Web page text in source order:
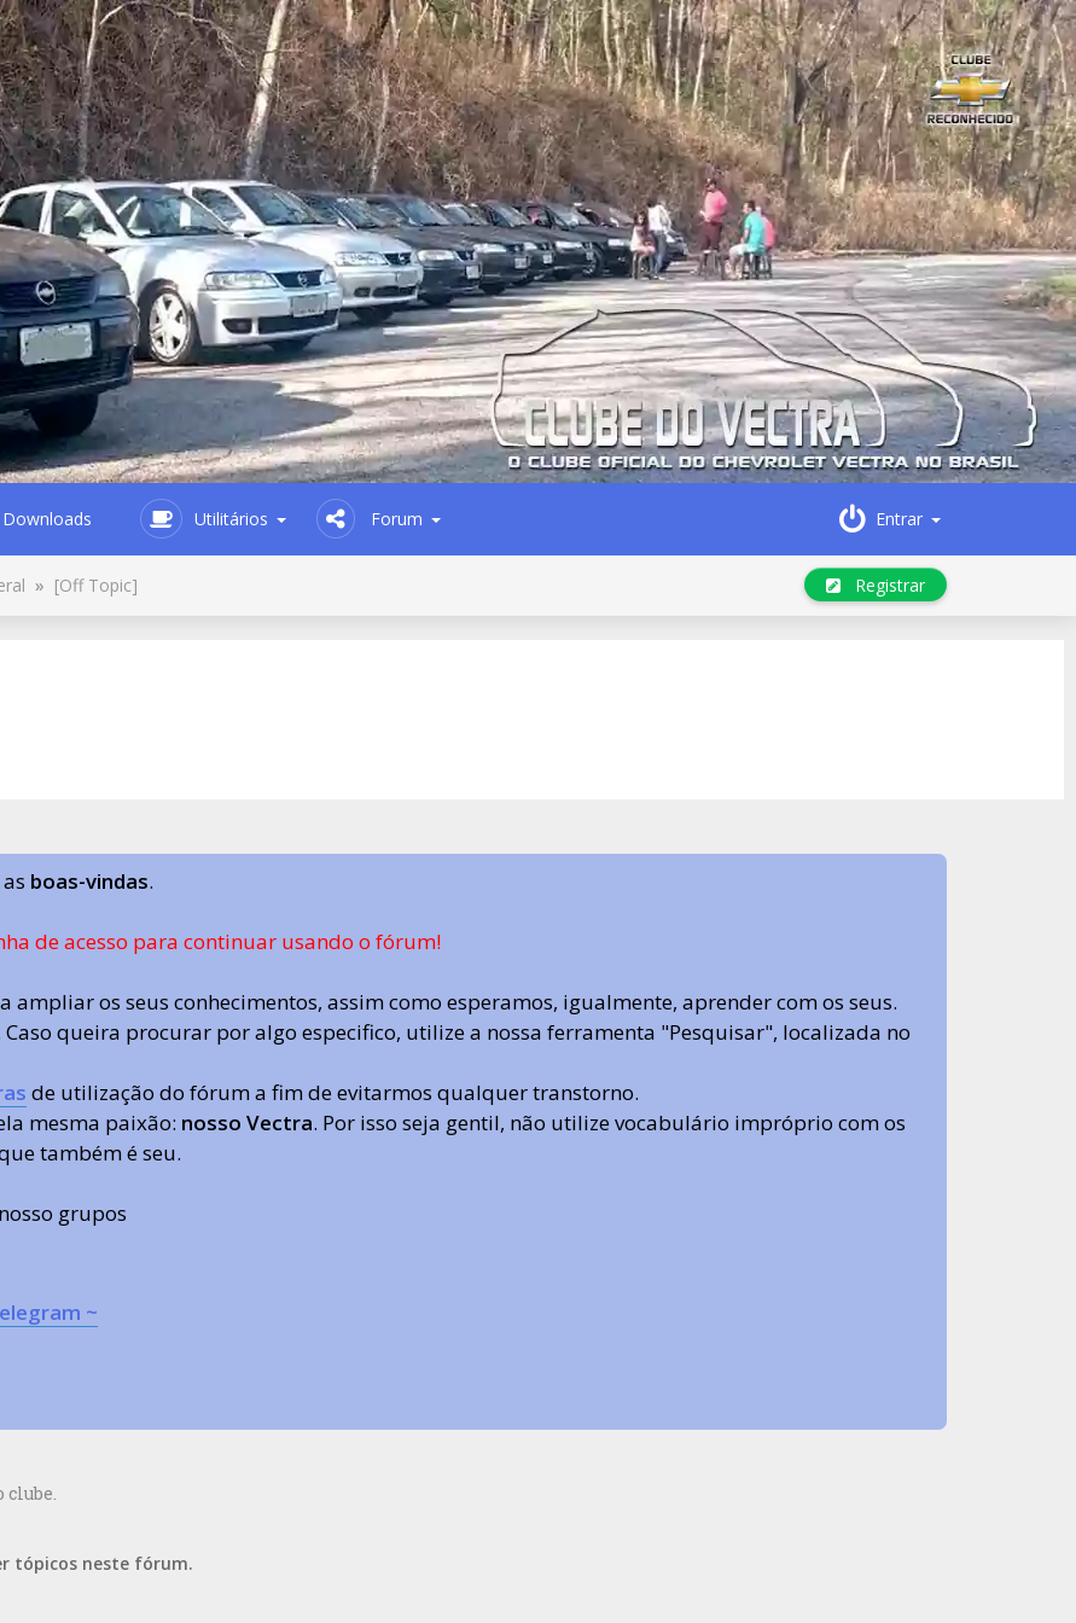
Downloads Utilitários Forum Entrar
» [Off Topic] Registrar
boas-vindas.
de acesso para continuar usando o fórum!
ampliar os seus conhecimentos, assim como esperamos, igualmente, aprender com os seus.
queira procurar por algo especifico, utilize a nossa ferramenta "Pesquisar", localizada no
de utilização do fórum a fim de evitarmos qualquer transtorno.
mesma paixão: nosso Vectra. Por isso seja gentil, não utilize vocabulário impróprio com os
também é seu.
grupos
~
clube.
tópicos neste fórum.